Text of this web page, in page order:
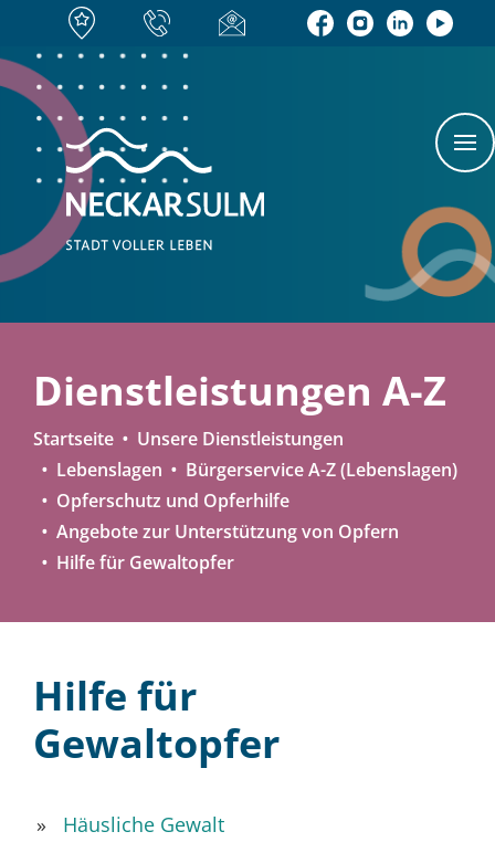
Dienstleistungen A-Z
Startseite
Unsere Dienstleistungen
Lebenslagen
Bürgerservice A-Z (Lebenslagen)
Opferschutz und Opferhilfe
Angebote zur Unterstützung von Opfern
Hilfe für Gewaltopfer
Hilfe für
Gewaltopfer
Häusliche Gewalt